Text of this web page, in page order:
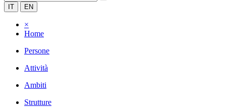
IT EN
×
Home
Persone
Attività
Ambiti
Strutture